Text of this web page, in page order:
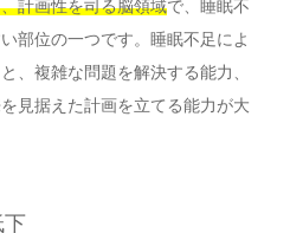
計画性を司る脳領域で、睡眠不
部位の一つです。睡眠不足によ
、複雑な問題を解決する能力、
見据えた計画を立てる能力が大
下